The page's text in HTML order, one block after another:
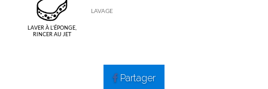
LAVAGE
LAVER À L’ÉPONGE,
RINCER AU JET
Partager